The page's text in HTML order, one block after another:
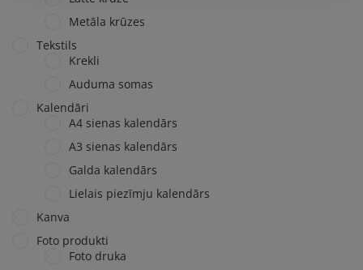
Metāla krūzes
Tekstils
Krekli
Auduma somas
Kalendāri
A4 sienas kalendārs
A3 sienas kalendārs
Galda kalendārs
Lielais piezīmju kalendārs
Kanva
Foto produkti
Foto druka